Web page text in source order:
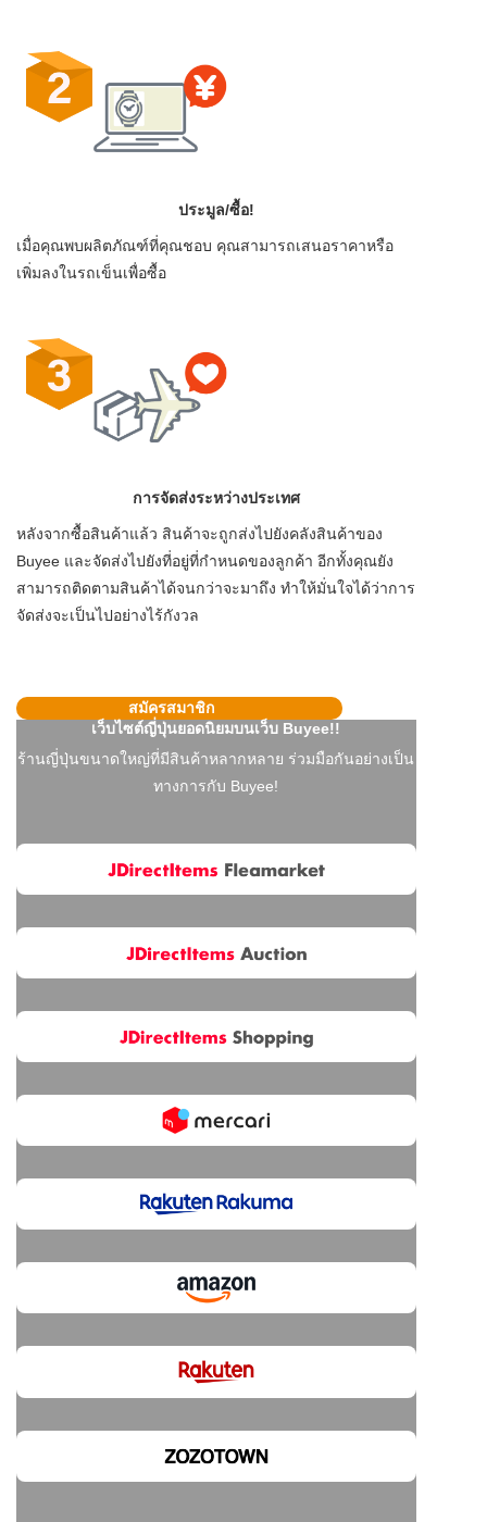
ประมูล/ซื้อ!
เมื่อคุณพบผลิตภัณฑ์ที่คุณชอบ คุณสามารถเสนอราคาหรือ
เพิ่มลงในรถเข็นเพื่อซื้อ
การจัดส่งระหว่างประเทศ
หลังจากซื้อสินค้าแล้ว สินค้าจะถูกส่งไปยังคลังสินค้าของ
Buyee และจัดส่งไปยังที่อยู่ที่กำหนดของลูกค้า อีกทั้งคุณยัง
สามารถติดตามสินค้าได้จนกว่าจะมาถึง ทำให้มั่นใจได้ว่าการ
จัดส่งจะเป็นไปอย่างไร้กังวล
สมัครสมาชิก
เว็บไซต์ญี่ปุ่นยอดนิยมบนเว็บ Buyee!!
ร้านญี่ปุ่นขนาดใหญ่ที่มีสินค้าหลากหลาย ร่วมมือกันอย่างเป็น
ทางการกับ Buyee!